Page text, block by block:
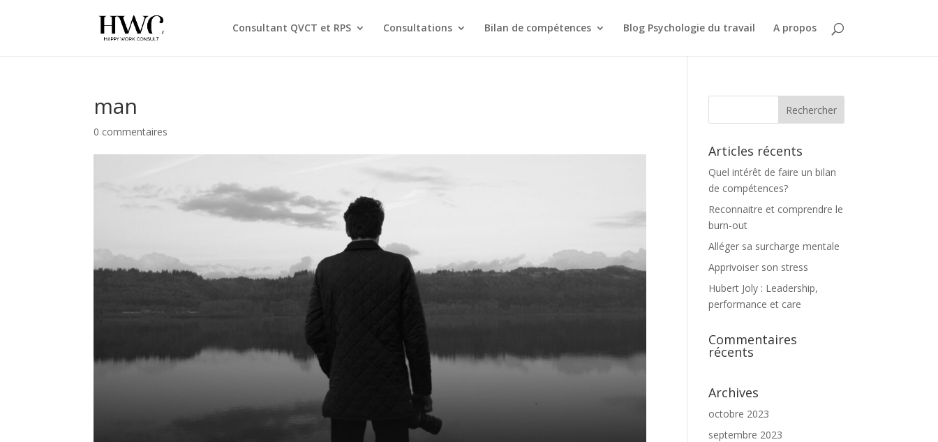
Consultant QVCT et RPS Consultations Bilan de compétences Blog Psychologie du travail A propos
man
0 commentaires
Articles récents
Quel intérêt de faire un bilan
de compétences?
Reconnaitre et comprendre le
burn-out
Alléger sa surcharge mentale
Apprivoiser son stress
Hubert Joly : Leadership,
performance et care
Commentaires
récents
Archives
octobre 2023
septembre 2023